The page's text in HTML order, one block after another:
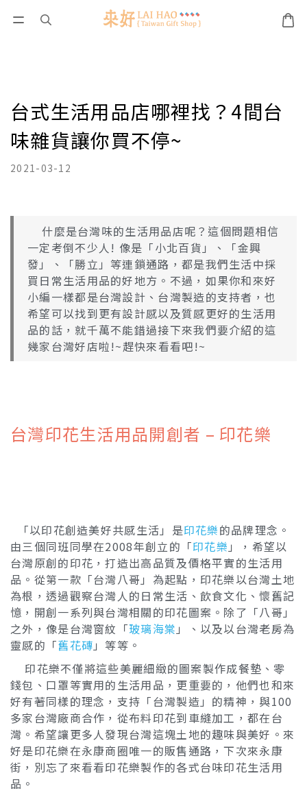
台式生活用品店哪裡找？4間台
味雜貨讓你買不停~
2021-03-12
什麼是台灣味的生活用品店呢？這個問題相信
一定考倒不少人! 像是「小北百貨」、「金興
發」、「勝立」等連鎖通路，都是我們生活中採
買日常生活用品的好地方。不過，如果你和來好
小編一樣都是台灣設計、台灣製造的支持者，也
希望可以找到更有設計感以及質感更好的生活用
品的話，就千萬不能錯過接下來我們要介紹的這
幾家台灣好店啦!~趕快來看看吧!~
台灣印花生活用品開創者 – 印花樂
「以印花創造美好共感生活」是印花樂的品牌理念。
由三個同班同學在2008年創立的「印花樂 」，希望以
台灣原創的印花，打造出高品質及價格平實的生活用
品。從第一款「台灣八哥」為起點，印花樂以台灣土地
為根，透過觀察台灣人的日常生活、飲食文化、懷舊記
憶，開創一系列與台灣相關的印花圖案。除了「八哥」
之外，像是台灣窗紋「玻璃海棠 」、以及以台灣老房為
靈感的「舊花磚 」等等。
印花樂不僅將這些美麗細緻的圖案製作成餐墊、零
錢包、口罩等實用的生活用品，更重要的，他們也和來
好有著同樣的理念，支持「台灣製造」的精神，與100
多家台灣廠商合作，從布料印花到車縫加工，都在台
灣。希望讓更多人發現台灣這塊土地的趣味與美好。來
好是印花樂在永康商圈唯一的販售通路，下次來永康
街，別忘了來看看印花樂製作的各式台味印花生活用
品。